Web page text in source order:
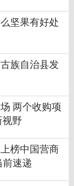
坚果有好处
族自治县发
两个收购项
视野
榜中国营商
速递